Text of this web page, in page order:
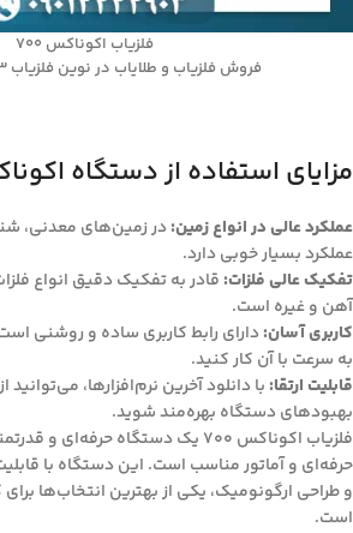
فلزیاب اکوناکس 700
فروش فلزیاب و طلایاب در نوین فلزیاب 09014444903
مزایای استفاده از دستگاه اکوناکس
عملکرد عالی در انواع زمین: در زمین‌های معدنی،
عملکرد بسیار خوبی دارد.
تفکیک عالی فلزات: قادر به تفکیک دقیق انواع
آهن و غیره است.
کاربری آسان: دارای رابط کاربری ساده و روشنی
به سرعت با آن کار کنید.
قابلیت ارتقا: با دانلود آخرین نرم‌افزارها،
بهبودهای دستگاه بهره‌مند شوید.
فلزیاب اکوناکس 700 یک دستگاه
حرفه‌ای و آماتور مناسب است. این دستگاه با
و طراحی ارگونومیک، یکی از بهترین انتخاب‌ها
است.